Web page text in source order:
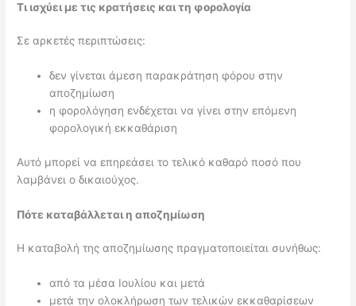
Τι ισχύει με τις κρατήσεις και τη φορολογία
Σε αρκετές περιπτώσεις:
δεν γίνεται άμεση παρακράτηση φόρου στην
αποζημίωση
η φορολόγηση ενδέχεται να γίνει στην επόμενη
φορολογική εκκαθάριση
Αυτό μπορεί να επηρεάσει το τελικό καθαρό ποσό που
λαμβάνει ο δικαιούχος.
Πότε καταβάλλεται η αποζημίωση
Η καταβολή της αποζημίωσης πραγματοποιείται συνήθως:
από τα μέσα Ιουλίου και μετά
μετά την ολοκλήρωση των τελικών εκκαθαρίσεων